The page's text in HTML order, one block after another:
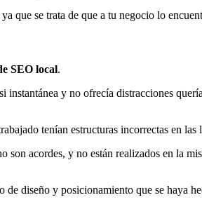
se trata de que a tu negocio lo
SEO local.
y no ofrecía distracciones
tenían estructuras incorrectas en
acordes, y no están realizados en la
diseño y posicionamiento que se haya